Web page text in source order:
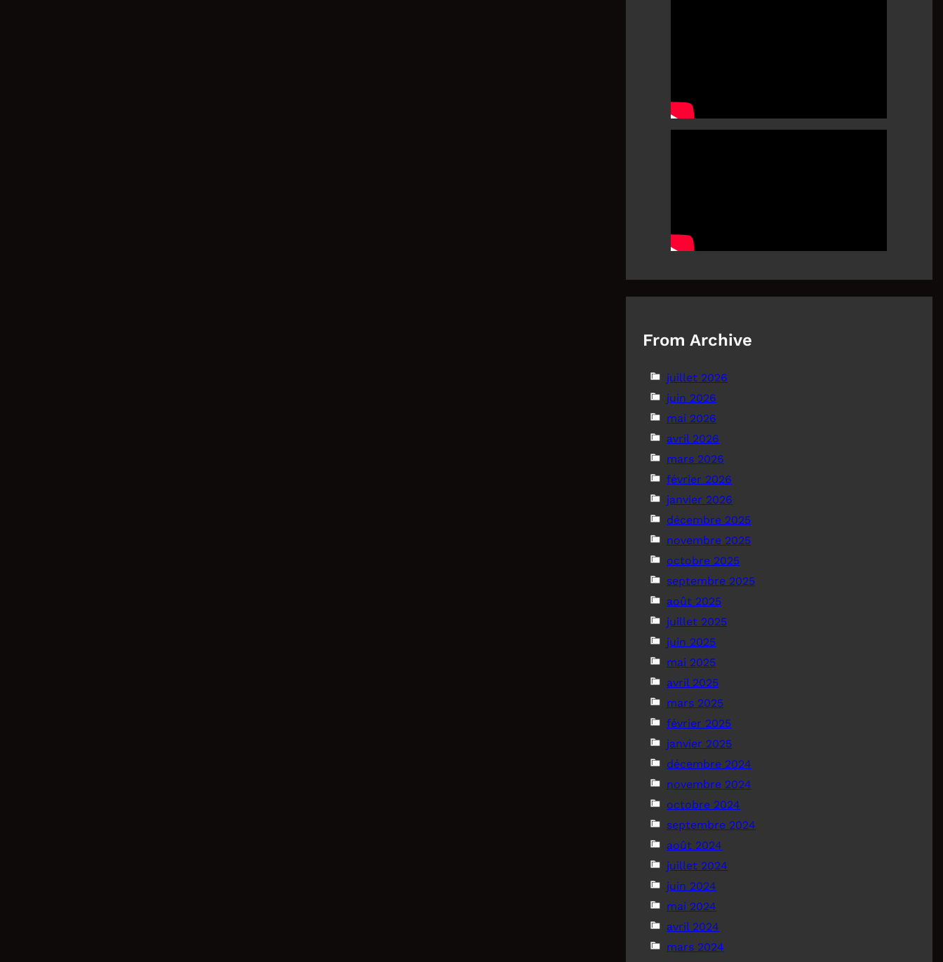
From Archive
juillet 2026
juin 2026
mai 2026
avril 2026
mars 2026
février 2026
janvier 2026
décembre 2025
novembre 2025
octobre 2025
septembre 2025
août 2025
juillet 2025
juin 2025
mai 2025
avril 2025
mars 2025
février 2025
janvier 2025
décembre 2024
novembre 2024
octobre 2024
septembre 2024
août 2024
juillet 2024
juin 2024
mai 2024
avril 2024
mars 2024